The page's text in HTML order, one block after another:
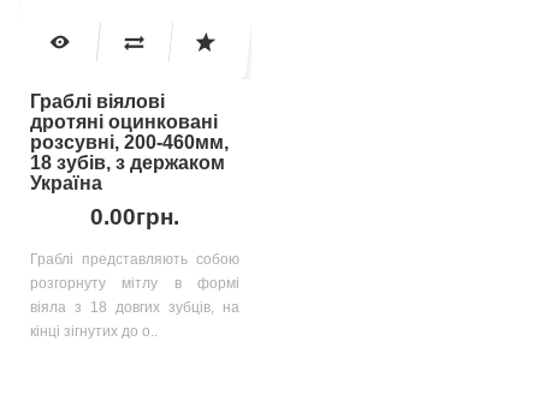
Граблі віялові
дротяні оцинковані
розсувні, 200-460мм,
18 зубів, з держаком
Україна
0.00грн.
Граблі представляють собою
розгорнуту мітлу в формі
віяла з 18 довгих зубців, на
кінці зігнутих до о..